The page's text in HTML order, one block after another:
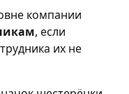
компании
, если
их не